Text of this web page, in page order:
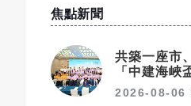
焦點新聞
共築一座市
「中建海峽
體建構賽在
2026-08-06